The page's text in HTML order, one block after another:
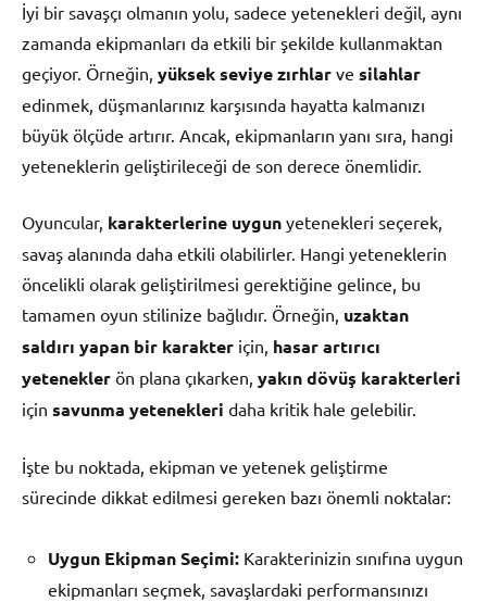
İyi bir savaşçı olmanın yolu, sadece yetenekleri değil, aynı
zamanda ekipmanları da etkili bir şekilde kullanmaktan
geçiyor. Örneğin, yüksek seviye zırhlar ve silahlar
edinmek, düşmanlarınız karşısında hayatta kalmanızı
büyük ölçüde artırır. Ancak, ekipmanların yanı sıra, hangi
yeteneklerin geliştirileceği de son derece önemlidir.
Oyuncular, karakterlerine uygun yetenekleri seçerek,
savaş alanında daha etkili olabilirler. Hangi yeteneklerin
öncelikli olarak geliştirilmesi gerektiğine gelince, bu
tamamen oyun stilinize bağlıdır. Örneğin, uzaktan
saldırı yapan bir karakter için, hasar artırıcı
yetenekler ön plana çıkarken, yakın dövüş karakterleri
için savunma yetenekleri daha kritik hale gelebilir.
İşte bu noktada, ekipman ve yetenek geliştirme
sürecinde dikkat edilmesi gereken bazı önemli noktalar:
Uygun Ekipman Seçimi: Karakterinizin sınıfına uygun
ekipmanları seçmek, savaşlardaki performansınızı